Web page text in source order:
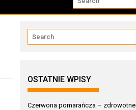
OSTATNIE WPISY
Czerwona pomarańcza – zdrowotne